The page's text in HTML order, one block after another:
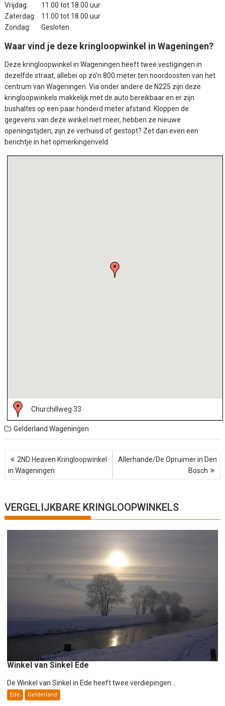
Vrijdag:
11.00 tot 18.00 uur
Zaterdag:
11.00 tot 18.00 uur
Zondag:
Gesloten
Waar vind je deze kringloopwinkel in Wageningen?
Dezekringloopwinkel in Wageningen heeft twee vestigingen in
dezelfde straat, allebei op zo’n 800 meter ten noordoosten van het
centrum van Wageningen. Via onder andere de N225 zijn deze
kringloopwinkels makkelijk met de auto bereikbaar en er zijn
bushaltes op een paar honderd meter afstand. Kloppen de
gegevens van deze winkel niet meer, hebben ze nieuwe
openingstijden, zijn ze verhuisd of gestopt? Zet dan even een
berichtje in het opmerkingenveld.
Churchillweg 33
Gelderland Wageningen
e
r
h
t
2ND Heaven Kringloopwinkel
in Wageningen
Allerhande/De Opruimer in Den
Bosch
VERGELIJKBARE KRINGLOOPWINKELS
Winkel van Sinkel Ede
De Winkel van Sinkel in Ede heeft twee verdiepingen...
Ede Gelderland